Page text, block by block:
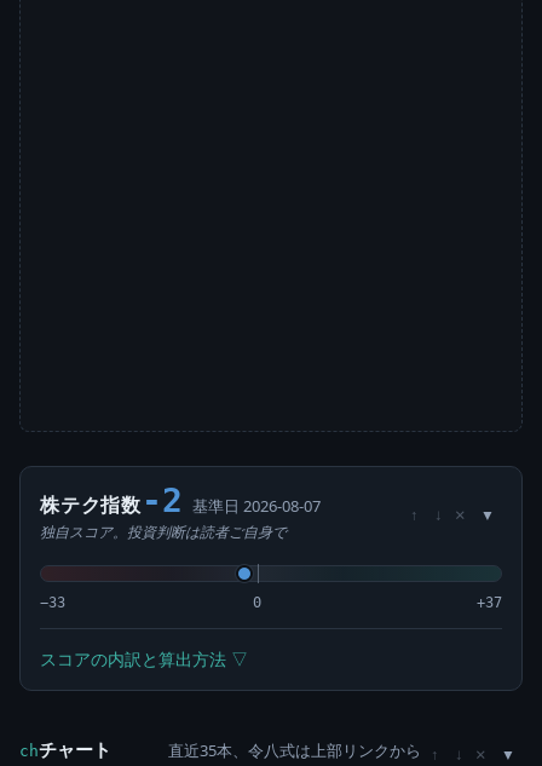
株テク指数 -2 基準日 2026-08-07
独自スコア。投資判断は読者ご自身で
↑ ↓ ×
−33 0 +37
スコアの内訳と算出方法 ▽
chチャート 直近35本、令八式は上部リンクから ↑ ↓ ×